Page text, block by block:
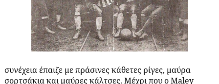
συνέχεια έπαιζε με πράσινες κάθετες ρίγες, μαύρα
σορτσάκια και μαύρες κάλτσες. Μέχρι που ο Maley